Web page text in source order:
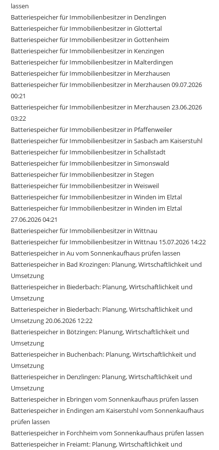
lassen
Batteriespeicher für Immobilienbesitzer in Denzlingen
Batteriespeicher für Immobilienbesitzer in Glottertal
Batteriespeicher für Immobilienbesitzer in Gottenheim
Batteriespeicher für Immobilienbesitzer in Kenzingen
Batteriespeicher für Immobilienbesitzer in Malterdingen
Batteriespeicher für Immobilienbesitzer in Merzhausen
Batteriespeicher für Immobilienbesitzer in Merzhausen 09.07.2026
00:21
Batteriespeicher für Immobilienbesitzer in Merzhausen 23.06.2026
03:22
Batteriespeicher für Immobilienbesitzer in Pfaffenweiler
Batteriespeicher für Immobilienbesitzer in Sasbach am Kaiserstuhl
Batteriespeicher für Immobilienbesitzer in Schallstadt
Batteriespeicher für Immobilienbesitzer in Simonswald
Batteriespeicher für Immobilienbesitzer in Stegen
Batteriespeicher für Immobilienbesitzer in Weisweil
Batteriespeicher für Immobilienbesitzer in Winden im Elztal
Batteriespeicher für Immobilienbesitzer in Winden im Elztal
27.06.2026 04:21
Batteriespeicher für Immobilienbesitzer in Wittnau
Batteriespeicher für Immobilienbesitzer in Wittnau 15.07.2026 14:22
Batteriespeicher in Au vom Sonnenkaufhaus prüfen lassen
Batteriespeicher in Bad Krozingen: Planung, Wirtschaftlichkeit und
Umsetzung
Batteriespeicher in Biederbach: Planung, Wirtschaftlichkeit und
Umsetzung
Batteriespeicher in Biederbach: Planung, Wirtschaftlichkeit und
Umsetzung 20.06.2026 12:22
Batteriespeicher in Bötzingen: Planung, Wirtschaftlichkeit und
Umsetzung
Batteriespeicher in Buchenbach: Planung, Wirtschaftlichkeit und
Umsetzung
Batteriespeicher in Denzlingen: Planung, Wirtschaftlichkeit und
Umsetzung
Batteriespeicher in Ebringen vom Sonnenkaufhaus prüfen lassen
Batteriespeicher in Endingen am Kaiserstuhl vom Sonnenkaufhaus
prüfen lassen
Batteriespeicher in Forchheim vom Sonnenkaufhaus prüfen lassen
Batteriespeicher in Freiamt: Planung, Wirtschaftlichkeit und